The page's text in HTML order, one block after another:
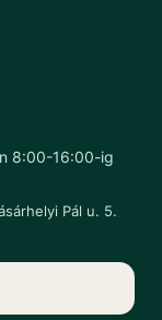
8:00-16:00-ig
Pál u. 5.